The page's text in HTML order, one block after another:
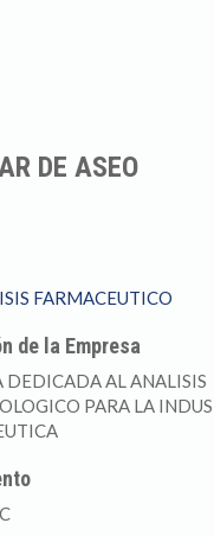
DE ASEO
FARMACEUTICO
de la Empresa
DEDICADA AL ANALISIS
PARA LA